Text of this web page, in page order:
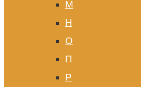
М
Н
О
П
Р